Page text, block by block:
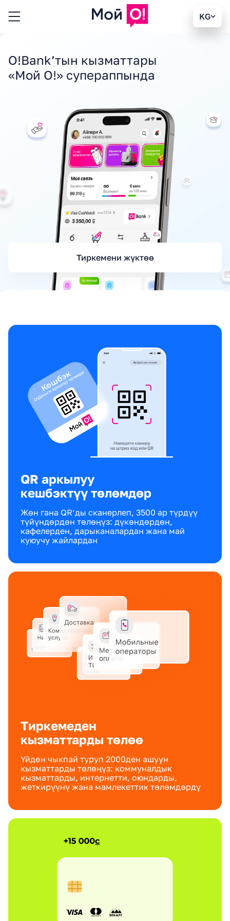
KG
O!Bank’тын кызматтары
«Мой О!» супераппында
Тиркемени жүктөө
QR аркылуу
кешбэктүү төлөмдөр
Жөн гана QR’ды сканерлеп, 3500 ар түрдүү
түйүндөрдөн төлөңүз: дүкөндөрдөн,
кафелерден, дарыканалардан жана май
куюучу жайлардан
Тиркемеден
кызматтарды төлөө
Үйдөн чыкпай туруп 2000ден ашуун
кызматтарды төлөңүз: коммуналдык
кызматтарды, интернетти, оюндарды,
жеткирүүнү жана мамлекеттик төлөмдөрдү